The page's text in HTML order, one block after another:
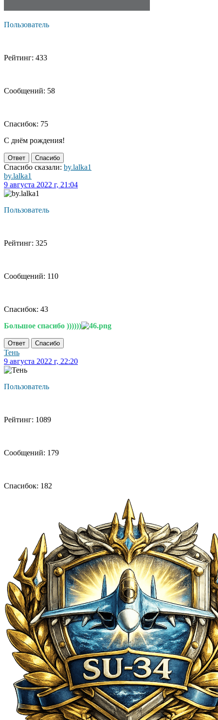
Пользователь
Рейтинг: 433
Сообщений: 58
Спасибок: 75
С днём рождения!
Ответ Спасибо
Спасибо сказали: by.lalka1
by.lalka1
9 августа 2022 г, 21:04
Пользователь
Рейтинг: 325
Сообщений: 110
Спасибок: 43
Большое спасибо ))))))
Ответ Спасибо
Тень
9 августа 2022 г, 22:20
Пользователь
Рейтинг: 1089
Сообщений: 179
Спасибок: 182